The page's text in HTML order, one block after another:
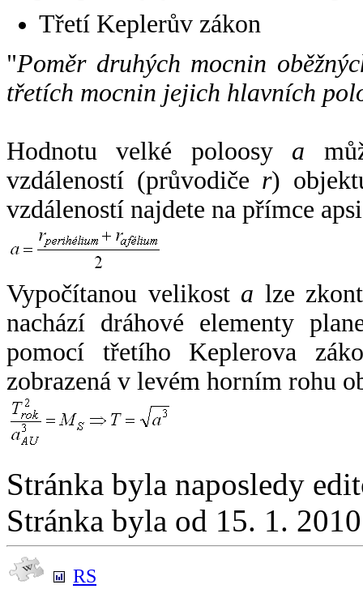
Třetí Keplerův zákon
"Poměr druhých mocnin
třetích mocnin jejich hlavních
Hodnotu velké poloosy a
vzdáleností (průvodiče r)
vzdáleností najdete na přímce
Vypočítanou velikost a lze
nachází dráhové elementy
pomocí třetího Keplerova
zobrazená v levém horním rohu
Stránka byla naposledy
Stránka byla od 15. 1.
RS